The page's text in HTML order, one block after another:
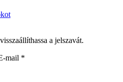
a jelszavát.
mail *